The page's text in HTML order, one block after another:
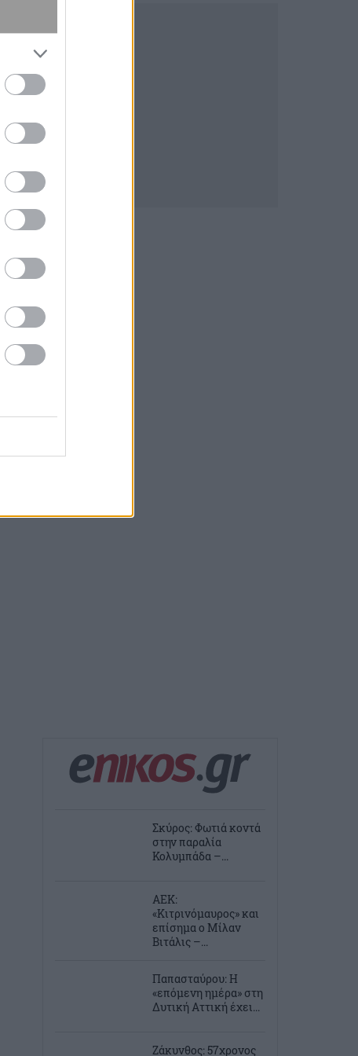
Σκύρος: Φωτιά κοντά
στην παραλία
Κολυμπάδα –...
ΑΕΚ:
«Κιτρινόμαυρος» και
επίσημα ο Μίλαν
Βιτάλις –...
Παπασταύρου: Η
«επόμενη ημέρα» στη
Δυτική Αττική έχει...
Ζάκυνθος: 57χρονος